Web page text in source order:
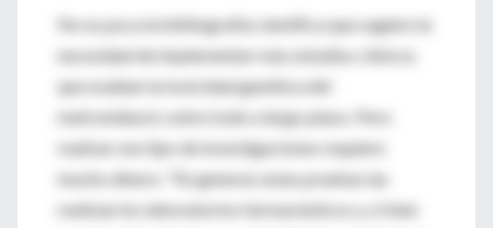
No es poca la bibliografía científica que sugiere la
necesidad de implementar más estudios clínicos
que evalúen la toxicidad genética del
metronidazol, sobre todo a largo plazo. Pero
realizar ese tipo de investigaciones requiere
mucho dinero: "En general, estas pruebas las
realizan los laboratorios farmacéuticos y, si bien